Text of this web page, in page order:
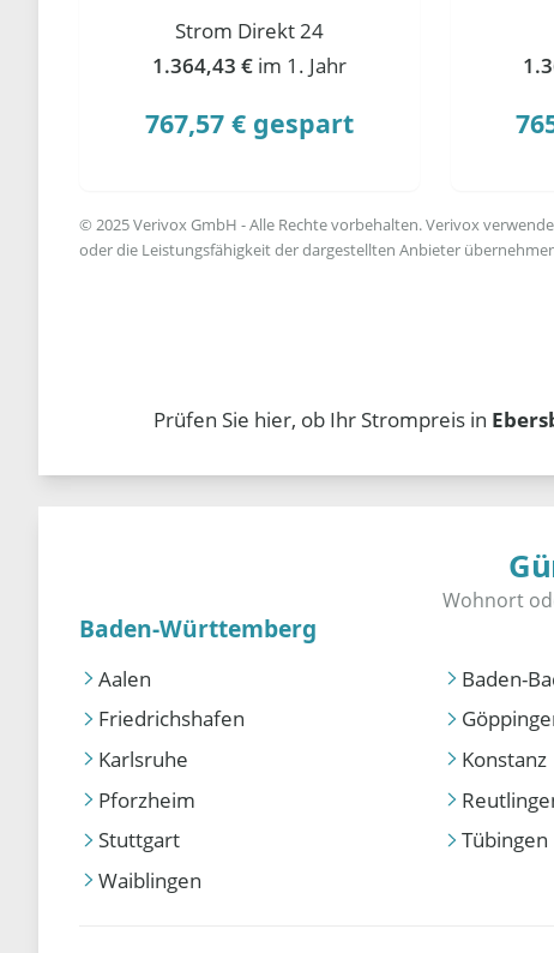
Strom Direkt 24
1.364,43 € im 1. Jahr
767,57 € gespart
© 2025 Verivox GmbH - Alle Rechte vorbehalten. Verivox
oder die Leistungsfähigkeit der dargestellten Anbieter
Prüfen Sie hier, ob Ihr Strompreis in
Baden-Württemberg
Aalen Baden-
Friedrichshafen
Karlsruhe
Konstanz
Pforzheim
Stuttgart
Tübingen
Waiblingen